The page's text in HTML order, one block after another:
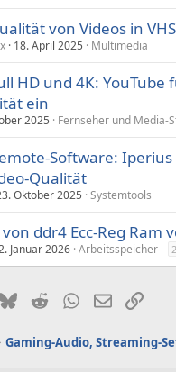
von Videos in
18. April 2025 Multimedia
HD und 4K:
ein
2025 Fernseher und Media-
Software:
Qualität
Oktober 2025 Systemtools
ddr4 Ecc-Reg Ram
Januar 2026 Arbeitsspeicher 2
(Twitter)
BlueskyRedditWhatsApp
E-MailLink